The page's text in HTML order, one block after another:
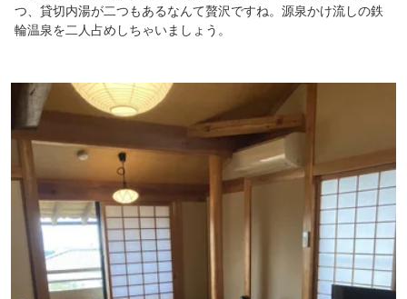
つ、貸切内湯が二つもあるなんて贅沢ですね。源泉かけ流しの鉄
輪温泉を二人占めしちゃいましょう。